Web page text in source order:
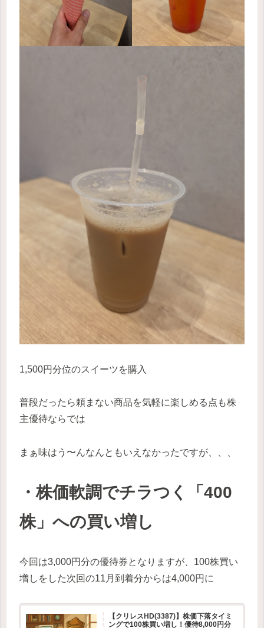
1,500円分位のスイーツを購入
普段だったら頼まない商品を気軽に楽しめる点も株
主優待ならでは
まぁ味はう〜んなんともいえなかったですが、、、
・株価軟調でチラつく「400
株」への買い増し
今回は3,000円分の優待券となりますが、100株買い
増しをした次回の11月到着分からは4,000円に
【クリレスHD(3387)】株価下落タイミ
ングで100株買い増し！優待8,000円分